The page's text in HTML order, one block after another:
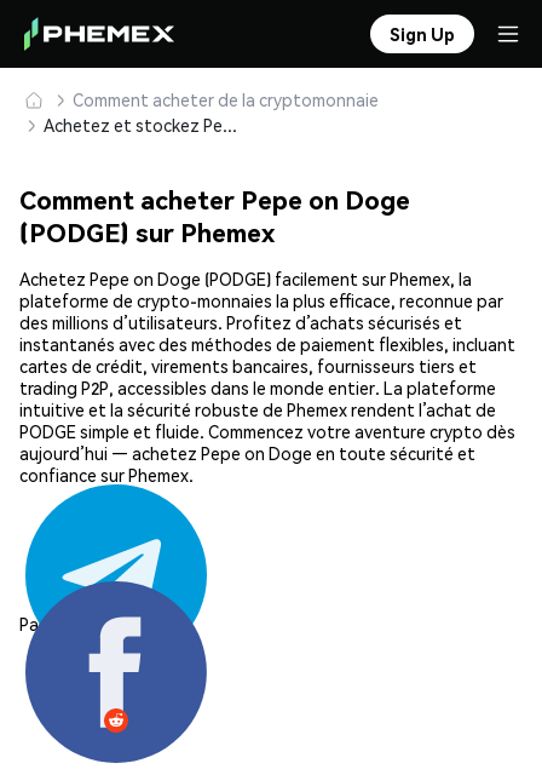
Sign Up
Comment acheter de la cryptomonnaie
Achetez et stockez Pepe on Doge (PODGE) en toute sécurité
Comment acheter Pepe on Doge
(PODGE) sur Phemex
Achetez Pepe on Doge (PODGE) facilement sur Phemex, la
plateforme de crypto-monnaies la plus efficace, reconnue par
des millions d’utilisateurs. Profitez d’achats sécurisés et
instantanés avec des méthodes de paiement flexibles, incluant
cartes de crédit, virements bancaires, fournisseurs tiers et
trading P2P, accessibles dans le monde entier. La plateforme
intuitive et la sécurité robuste de Phemex rendent l’achat de
PODGE simple et fluide. Commencez votre aventure crypto dès
aujourd’hui — achetez Pepe on Doge en toute sécurité et
confiance sur Phemex.
Partager: